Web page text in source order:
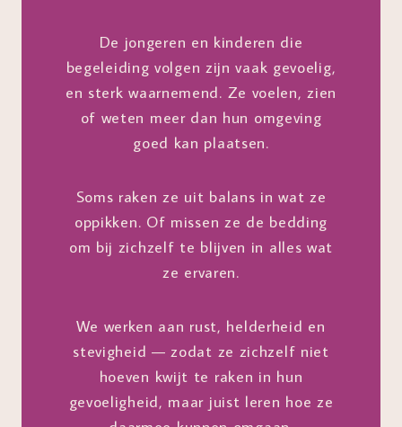
De jongeren en kinderen die
begeleiding volgen zijn vaak gevoelig,
en sterk waarnemend. Ze voelen, zien
of weten meer dan hun omgeving
goed kan plaatsen.
Soms raken ze uit balans in wat ze
oppikken. Of missen ze de bedding
om bij zichzelf te blijven in alles wat
ze ervaren.
We werken aan rust, helderheid en
stevigheid — zodat ze zichzelf niet
hoeven kwijt te raken in hun
gevoeligheid, maar juist leren hoe ze